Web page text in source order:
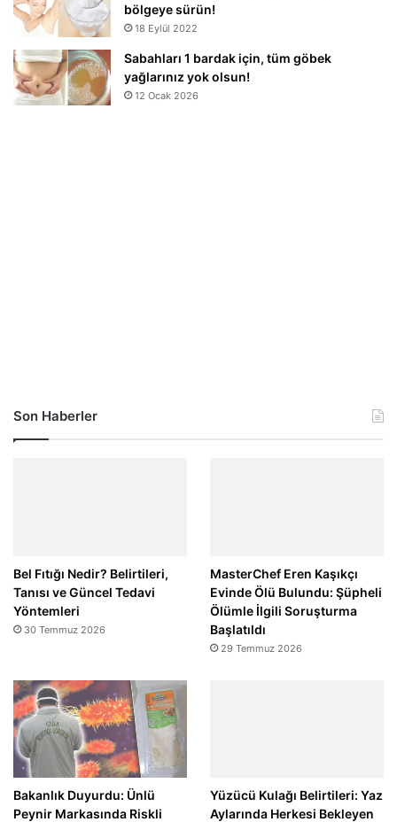
bölgeye sürün!
18 Eylül 2022
Sabahları 1 bardak için, tüm göbek
yağlarınız yok olsun!
12 Ocak 2026
Son Haberler
Bel Fıtığı Nedir? Belirtileri,
Tanısı ve Güncel Tedavi
Yöntemleri
30 Temmuz 2026
MasterChef Eren Kaşıkçı
Evinde Ölü Bulundu: Şüpheli
Ölümle İlgili Soruşturma
Başlatıldı
29 Temmuz 2026
Bakanlık Duyurdu: Ünlü
Peynir Markasında Riskli
Yüzücü Kulağı Belirtileri: Yaz
Aylarında Herkesi Bekleyen